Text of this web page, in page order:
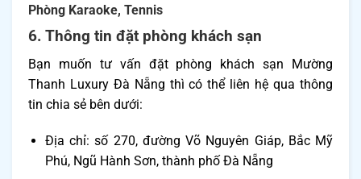
Phòng Karaoke, Tennis
6. Thông tin đặt phòng khách sạn
Bạn muốn tư vấn đặt phòng khách sạn Mường
Thanh Luxury Đà Nẵng thì có thể liên hệ qua thông
tin chia sẻ bên dưới:
Địa chỉ: số 270, đường Võ Nguyên Giáp, Bắc Mỹ
Phú, Ngũ Hành Sơn, thành phố Đà Nẵng